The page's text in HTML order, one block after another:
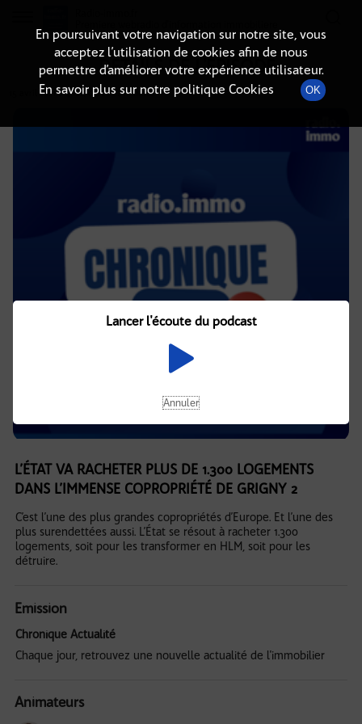
DÉTAILS DE L'ÉPISODE
15 avril 2021à 4h02, durée : 2 minutes
L’ÉTAT VA RACHETER PLUS DE 1.300 LOGEMENTS
DANS L’IMMENSE COPROPRIÉTÉ DE GRIGNY 2
C’est l’une des plus grandes copropriétés d’Europe. Et l’une des
plus surendettées aussi. L’État se résout à racheter 1.300
logements, soit pour les transformer en HLM, soit pour les
détruire.
Emission
Chronique Actualité
Chaque jour, retrouvez une nouvelle actualité de l'immobilier
Animateurs
En poursuivant votre navigation sur notre site, vous
acceptez l’utilisation de cookies afin de nous
permettre d’améliorer votre expérience utilisateur.
En savoir plus sur notre politique Cookies
OK
Lancer l'écoute du podcast
Annuler